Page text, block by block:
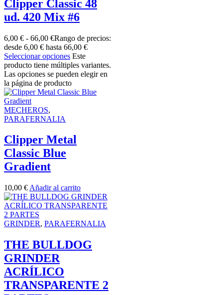
Clipper Classic 48
ud. 420 Mix #6
6,00 € - 66,00 €Rango de precios:
desde 6,00 € hasta 66,00 €
Seleccionar opciones Este
producto tiene múltiples variantes.
Las opciones se pueden elegir en
la página de producto
MECHEROS,
PARAFERNALIA
Clipper Metal
Classic Blue
Gradient
10,00 € Añadir al carrito
GRINDER, PARAFERNALIA
THE BULLDOG
GRINDER
ACRÍLICO
TRANSPARENTE 2